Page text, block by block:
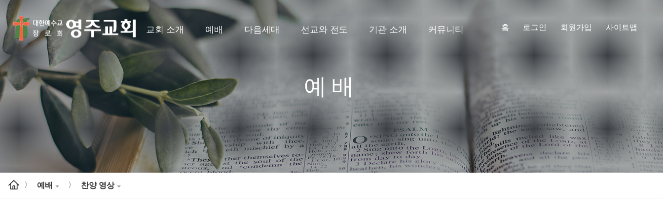
홈 로그인 회원가입 사이트맵
교회 소개 예배 다음세대 선교와 전도 기관 소개 커뮤니티
예배
> 예배 > 찬양 영상